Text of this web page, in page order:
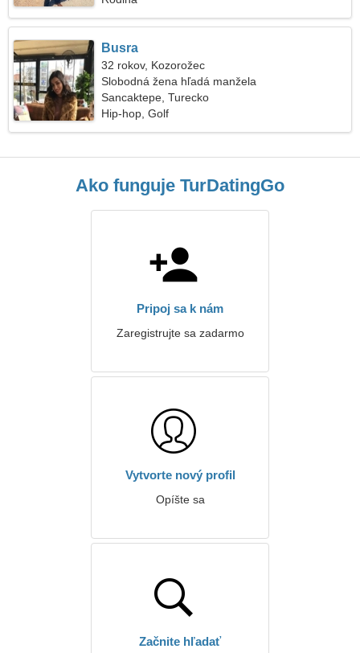
Busra
32 rokov, Kozorožec
Slobodná žena hľadá manžela
Sancaktepe, Turecko
Hip-hop, Golf
Ako funguje TurDatingGo
Pripoj sa k nám
Zaregistrujte sa zadarmo
Vytvorte nový profil
Opíšte sa
Začnite hľadať